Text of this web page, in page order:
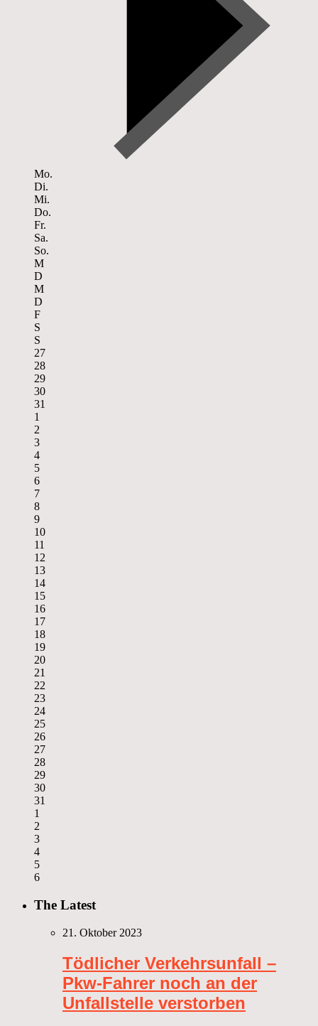
Mo.
Di.
Mi.
Do.
Fr.
Sa.
So.
M
D
M
D
F
S
S
27
28
29
30
31
1
2
3
4
5
6
7
8
9
10
11
12
13
14
15
16
17
18
19
20
21
22
23
24
25
26
27
28
29
30
31
1
2
3
4
5
6
The Latest
21. Oktober 2023
Tödlicher Verkehrsunfall –
Pkw-Fahrer noch an der
Unfallstelle verstorben